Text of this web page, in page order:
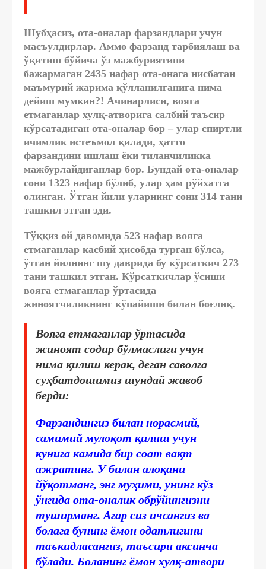
Шубҳасиз, ота-оналар фарзандлари учун
масъулдирлар. Аммо фарзанд тарбиялаш ва
ўқитиш бўйича ўз мажбуриятини
бажармаган 2435 нафар ота-онага нисбатан
маъмурий жарима қўлланилганига нима
дейиш мумкин?! Ачинарлиси, вояга
етмаганлар хулқ-атворига салбий таъсир
кўрсатадиган ота-оналар бор – улар спиртли
ичимлик истеъмол қилади, ҳатто
фарзандини ишлаш ёки тиланчиликка
мажбурлайдиганлар бор. Бундай ота-оналар
сони 1323 нафар бўлиб, улар ҳам рўйхатга
олинган. Ўтган йили уларнинг сони 314 тани
ташкил этган эди.
Тўққиз ой давомида 523 нафар вояга
етмаганлар касбий ҳисобда турган бўлса,
ўтган йилнинг шу даврида бу кўрсаткич 273
тани ташкил этган. Кўрсаткичлар ўсиши
вояга етмаганлар ўртасида
жиноятчиликнинг кўпайиши билан боғлиқ.
Вояга етмаганлар ўртасида
жиноят содир бўлмаслиги учун
нима қилиш керак, деган саволга
суҳбатдошимиз шундай жавоб
берди:
Фарзандингиз билан норасмий,
самимий мулоқот қилиш учун
кунига камида бир соат вақт
ажратинг. У билан алоқани
йўқотманг, энг муҳими, унинг кўз
ўнгида ота-оналик обрўйингизни
туширманг. Агар сиз ичсангиз ва
болага бунинг ёмон одатлигини
таъкидласангиз, таъсири аксинча
бўлади. Боланинг ёмон хулқ-атвори